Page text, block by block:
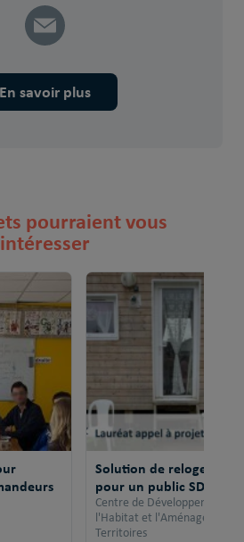
En savoir plus
pourraient vous
intéresser
Solution de relogement
pour un public SDF
Centre de Développement
l'Habitat et l'Aménagement
Territoires